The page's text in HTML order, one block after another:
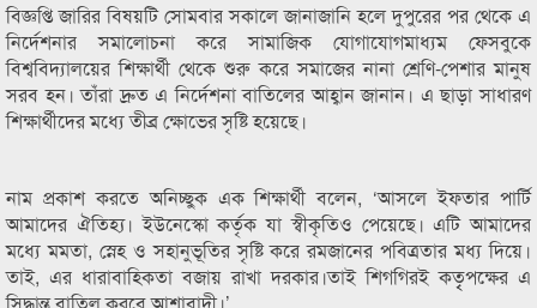
বিজ্ঞপ্তি জারির বিষয়টি সোমবার সকালে জানাজানি হলে দুপুরের পর থেকে এ
নির্দেশনার সমালোচনা করে সামাজিক যোগাযোগমাধ্যম ফেসবুকে
বিশ্ববিদ্যালয়ের শিক্ষার্থী থেকে শুরু করে সমাজের নানা শ্রেণি-পেশার মানুষ
সরব হন। তাঁরা দ্রুত এ নির্দেশনা বাতিলের আহ্বান জানান। এ ছাড়া সাধারণ
শিক্ষার্থীদের মধ্যে তীব্র ক্ষোভের সৃষ্টি হয়েছে।
নাম প্রকাশ করতে অনিচ্ছুক এক শিক্ষার্থী বলেন, ‘আসলে ইফতার পার্টি
আমাদের ঐতিহ্য। ইউনেস্কো কর্তৃক যা স্বীকৃতিও পেয়েছে। এটি আমাদের
মধ্যে মমতা, স্নেহ ও সহানুভূতির সৃষ্টি করে রমজানের পবিত্রতার মধ্য দিয়ে।
তাই, এর ধারাবাহিকতা বজায় রাখা দরকার।তাই শিগগিরই কতৃৃপক্ষের এ